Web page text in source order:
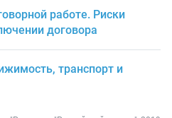
работе. Риски
договора
транспорт и